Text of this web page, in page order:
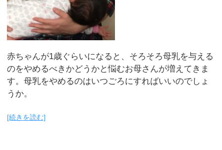
赤ちゃんが1歳ぐらいになると、そろそろ母乳を与える
のをやめるべきかどうかと悩むお母さんが増えてきま
す。母乳をやめるのはいつごろにすればいいのでしょ
うか。
[続きを読む]